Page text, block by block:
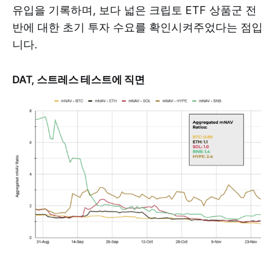
유입을 기록하며, 보다 넓은 크립토 ETF 상품군 전
반에 대한 초기 투자 수요를 확인시켜주었다는 점입
니다.
DAT, 스트레스 테스트에 직면